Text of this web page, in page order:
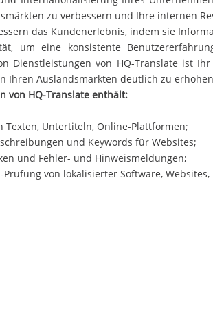
zu verbessern und Ihre internen
das Kundenerlebnis, indem sie
um eine konsistente
Dienstleistungen von HQ-Translate ist
Ihren Auslandsmärkten deutlich zu
von HQ-Translate enthält:
Untertiteln, Online-Plattformen;
und Keywords für Websites;
und Fehler- und Hinweismeldungen;
von lokalisierter Software,